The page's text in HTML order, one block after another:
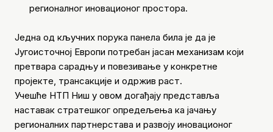
регионалног иновационог простора.
Једна од кључних порука панела била је да је
Југоисточној Европи потребан јасан механизам који
претвара сарадњу и повезивање у конкретне
пројекте, трансакције и одржив раст.
Учешће НТП Ниш у овом догађају представља
наставак стратешког опредељења ка јачању
регионалних партнерстава и развоју иновационог